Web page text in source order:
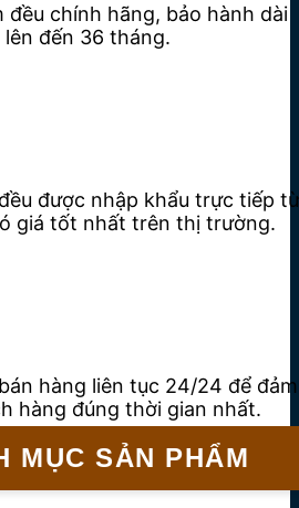
đều chính hãng, bảo hành dài
lên đến 36 tháng.
được nhập khẩu trực tiếp từ
giá tốt nhất trên thị trường.
hàng liên tục 24/24 để đảm
hàng đúng thời gian nhất.
MỤC SẢN PHẨM